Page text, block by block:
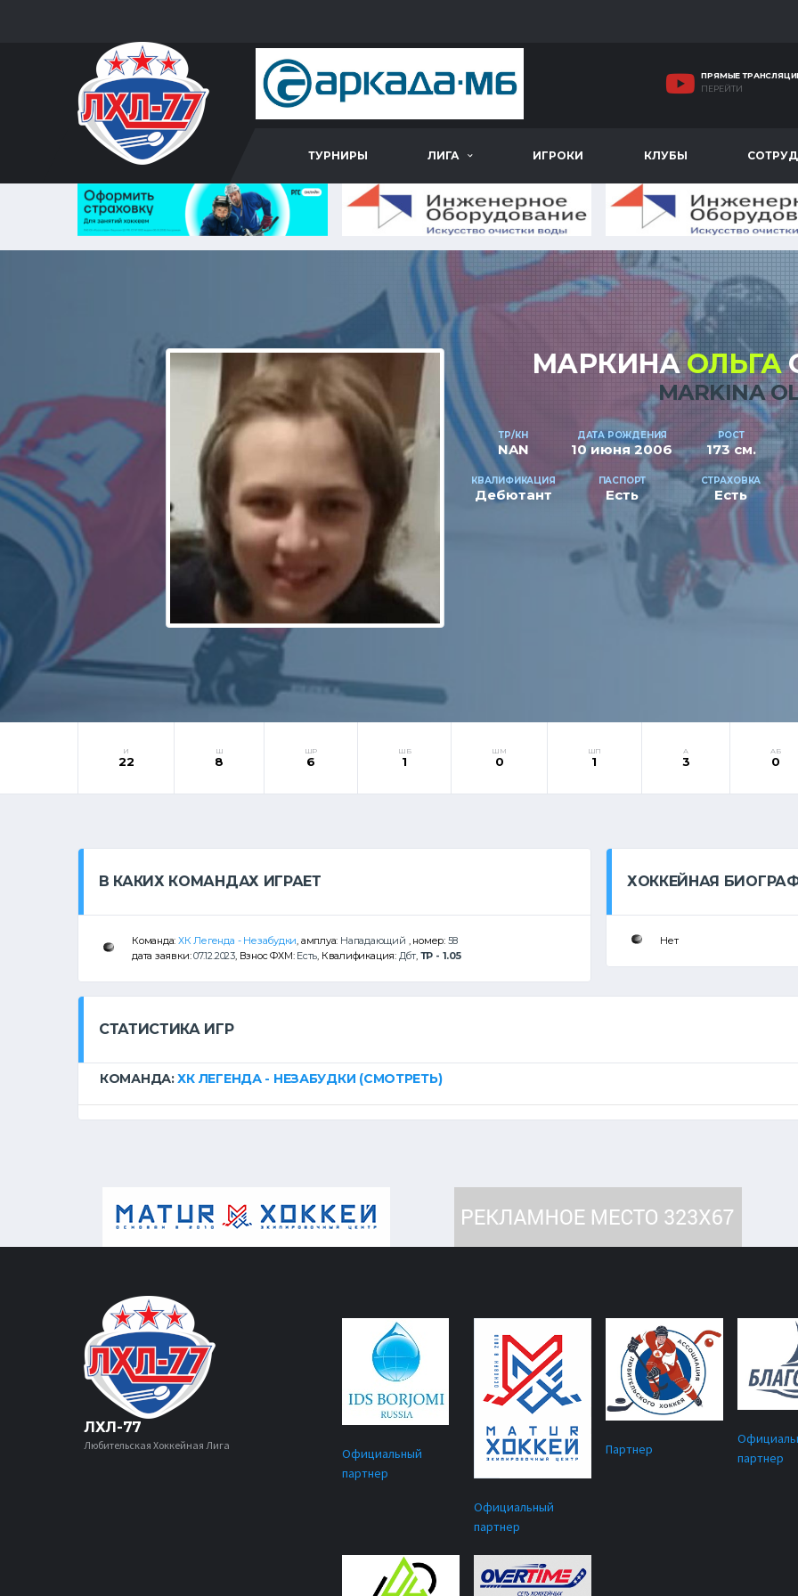
ПРЯМЫЕ
ПЕРЕЙТИ
ТУРНИРЫ ЛИГА ИГРОКИ КЛУБЫ
МАРКИНАОЛЬГА
MARKINA
ТР/КН
NAN
ДАТА РОЖДЕНИЯ
10 июня 2006
РОСТ
173 см.
КВАЛИФИКАЦИЯ
Дебютант
ПАСПОРТ
Есть
СТРАХОВКА
Есть
И
22
Ш
8
ШР
6
ШБ
1
ШМ
0
ШП
1
А
3
АБ
0
В КАКИХ КОМАНДАХ ИГРАЕТ
Команда:ХК Легенда - Незабудки , амплуа: Нападающий , номер: 58
дата заявки:07.12.2023, Взнос ФХМ: Есть , Квалификация: Дбт ТР - 1.05
ХОККЕЙНАЯ
Нет
СТАТИСТИКА ИГР
КОМАНДА:ХК ЛЕГЕНДА - НЕЗАБУДКИ (СМОТРЕТЬ)
ЛХЛ-77
Любительская Хоккейная Лига
Официальный
партнер
Официальный
партнер
Партнер
партнер